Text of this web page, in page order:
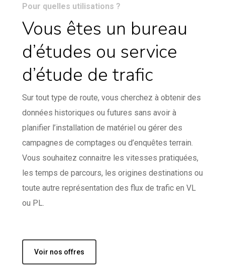
Pour quelles utilisations ?
Vous êtes un bureau
d’études ou service
d’étude de trafic
Sur tout type de route, vous cherchez à obtenir des
données historiques ou futures sans avoir à
planifier l’installation de matériel ou gérer des
campagnes de comptages ou d’enquêtes terrain.
Vous souhaitez connaitre les vitesses pratiquées,
les temps de parcours, les origines destinations ou
toute autre représentation des flux de trafic en VL
ou PL.
Voir nos offres